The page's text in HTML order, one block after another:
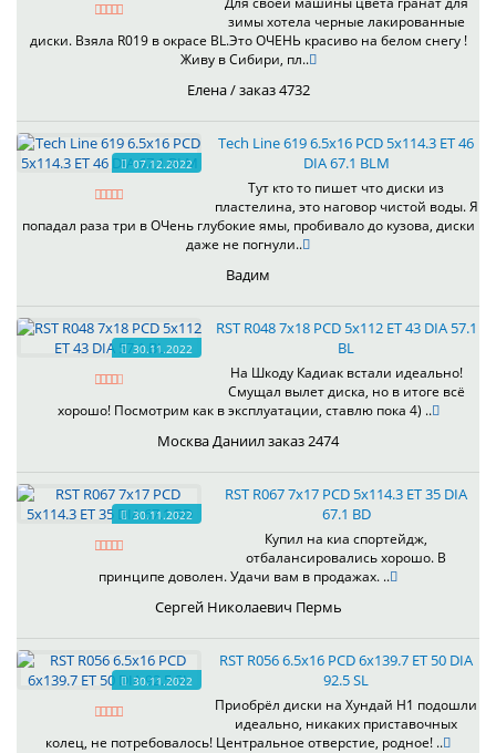
зимы хотела черные лакированные
диски. Взяла R019 в окрасе BL.Это ОЧЕНЬ красиво на белом снегу !
Живу в Сибири, пл..
Елена / заказ 4732
07.12.2022
Tech Line 619 6.5x16 PCD 5x114.3 ET 46
DIA 67.1 BLM
Тут кто то пишет что диски из
пластелина, это наговор чистой воды. Я
попадал раза три в ОЧень глубокие ямы, пробивало до кузова, диски
даже не погнули..
Вадим
30.11.2022
RST R048 7x18 PCD 5x112 ET 43 DIA 57.1
BL
На Шкоду Кадиак встали идеально!
Смущал вылет диска, но в итоге всё
хорошо! Посмотрим как в эксплуатации, ставлю пока 4) ..
Москва Даниил заказ 2474
30.11.2022
RST R067 7x17 PCD 5x114.3 ET 35 DIA
67.1 BD
Купил на киа спортейдж,
отбалансировались хорошо. В
принципе доволен. Удачи вам в продажах. ..
Сергей Николаевич Пермь
30.11.2022
RST R056 6.5x16 PCD 6x139.7 ET 50 DIA
92.5 SL
Приобрёл диски на Хундай H1 подошли
идеально, никаких приставочных
колец, не потребовалось! Центральное отверстие, родное! ..